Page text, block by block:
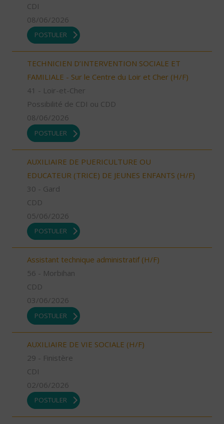
CDI
08/06/2026
POSTULER
TECHNICIEN D’INTERVENTION SOCIALE ET
FAMILIALE - Sur le Centre du Loir et Cher (H/F)
41 - Loir-et-Cher
Possibilité de CDI ou CDD
08/06/2026
POSTULER
AUXILIAIRE DE PUERICULTURE OU
EDUCATEUR (TRICE) DE JEUNES ENFANTS (H/F)
30 - Gard
CDD
05/06/2026
POSTULER
Assistant technique administratif (H/F)
56 - Morbihan
CDD
03/06/2026
POSTULER
AUXILIAIRE DE VIE SOCIALE (H/F)
29 - Finistère
CDI
02/06/2026
POSTULER